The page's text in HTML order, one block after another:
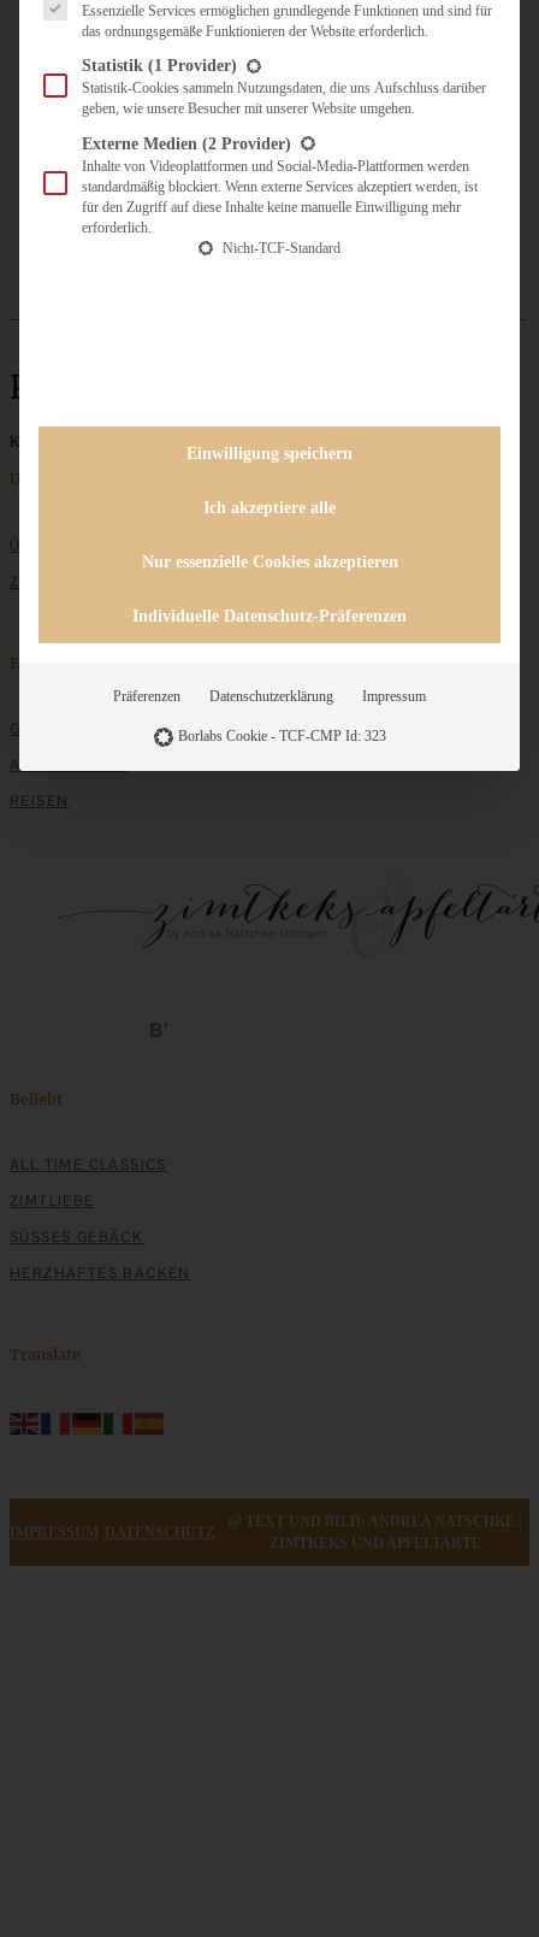
UNTERWEGS
KULINARISCH UNTERWEGS
ÜBER MICH
ZUSAMMENARBEIT
Pastrami
Keine Beiträge gefunden
Unternehmen
ÜBER MICH
ZUSAMMENARBEIT
Entdecken
GRUNDLAGEN
ALLE REZEPTE
REISEN
Beliebt
ALL TIME CLASSICS
ZIMTLIEBE
SÜSSES GEBÄCK
HERZHAFTES BACKEN
Translate
IMPRESSUM DATENSCHUTZ
@ TEXT UND BILD: ANDREA NATSCHKE |
ZIMTKEKS UND APFELTARTE
Essenzielle Services ermöglichen grundlegende Funktionen und sind für
das ordnungsgemäße Funktionieren der Website erforderlich.
Statistik (1 Provider)
Statistik-Cookies sammeln Nutzungsdaten, die uns Aufschluss darüber
geben, wie unsere Besucher mit unserer Website umgehen.
Externe Medien (2 Provider)
Inhalte von Videoplattformen und Social-Media-Plattformen werden
standardmäßig blockiert. Wenn externe Services akzeptiert werden, ist
für den Zugriff auf diese Inhalte keine manuelle Einwilligung mehr
erforderlich.
Nicht-TCF-Standard
Einwilligung speichern
Ich akzeptiere alle
Nur essenzielle Cookies akzeptieren
Individuelle Datenschutz-Präferenzen
Präferenzen Datenschutzerklärung Impressum
Borlabs Cookie - TCF-CMP Id: 323